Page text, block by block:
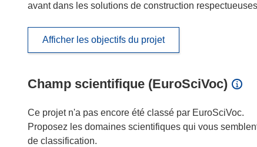
avant dans les solutions de construction
Afficher les objectifs du projet
Champ scientifique (EuroSciVoc)
Ce projet n'a pas encore été classé par EuroSciVoc.
Proposez les domaines scientifiques qui vous
de classification.